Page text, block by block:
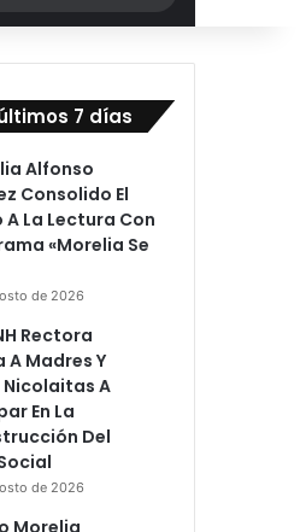
por
7 días
Alfonso
Consolido El
A La Lectura Con
«Morelia Se
de 2026
Rectora
A Madres Y
Nicolaitas A
En La
Del
de 2026
Morelia